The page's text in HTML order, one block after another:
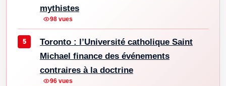
mythistes
98 vues
Toronto : l’Université catholique Saint
Michael finance des événements
contraires à la doctrine
96 vues